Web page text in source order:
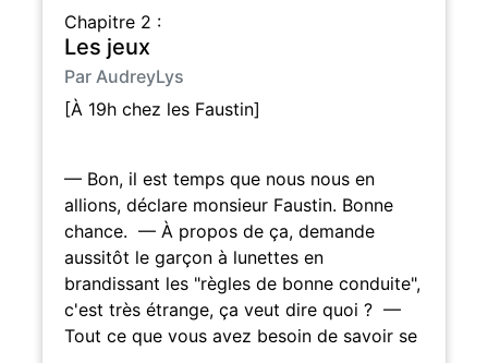
Chapitre 2 :
Les jeux
Par AudreyLys
[À 19h chez les Faustin]
— Bon, il est temps que nous nous en
allions, déclare monsieur Faustin. Bonne
chance. — À propos de ça, demande
aussitôt le garçon à lunettes en
brandissant les "règles de bonne conduite",
c'est très étrange, ça veut dire quoi ? —
Tout ce que vous avez besoin de savoir se